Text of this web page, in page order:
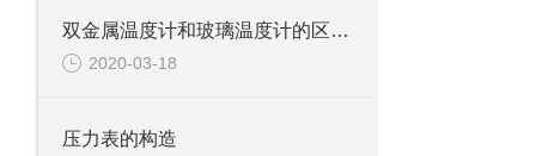
双金属温度计和玻璃温度计的区别在哪里？
2020-03-18
压力表的构造